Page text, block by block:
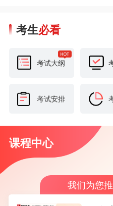
考生必看
考试大纲
考试安排
课程中心
我们为您